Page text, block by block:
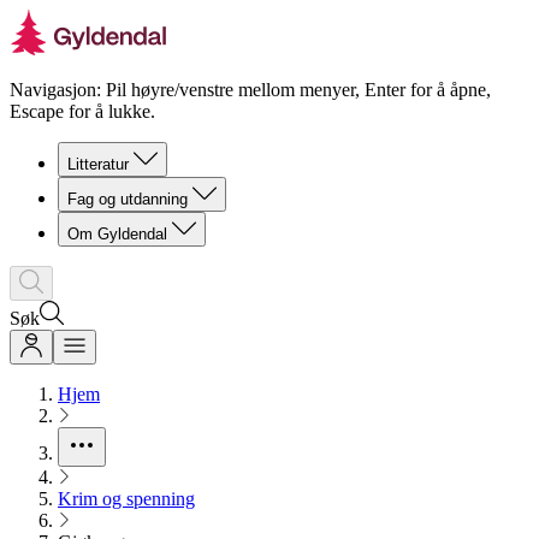
Navigasjon: Pil høyre/venstre mellom menyer, Enter for å åpne,
Escape for å lukke.
Litteratur
Fag og utdanning
Om Gyldendal
Søk
Hjem
Krim og spenning